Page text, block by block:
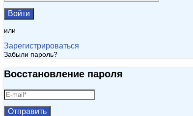
Войти
или
Зарегистрироваться
Забыли пароль?
Восстановление пароля
Отправить